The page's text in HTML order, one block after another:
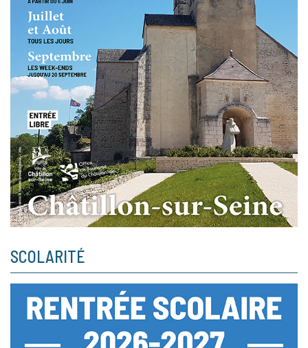
SCOLARITÉ